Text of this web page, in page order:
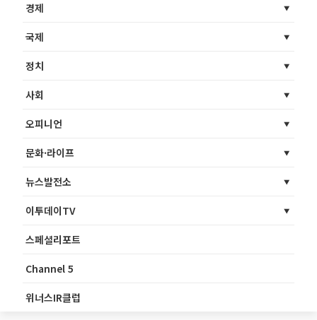
경제
국제
정치
사회
오피니언
문화·라이프
뉴스발전소
이투데이TV
스페셜리포트
Channel 5
위너스IR클럽